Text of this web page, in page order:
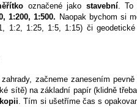
označené jako stavební. To
1:200, 1:500. Naopak bychom si
1:2, 1:25, 1:5, 1:15) či geodetické
začneme zanesením
sítě) na základní papír (klidně
. Tím si ušetříme čas s